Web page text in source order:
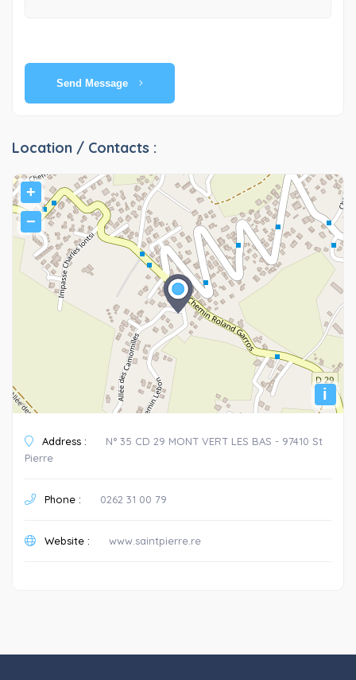
Send Message
Location / Contacts :
+
−
i
Address :
N° 35 CD 29 MONT VERT LES BAS - 97410 St
Pierre
Phone : 0262 31 00 79
Website : www.saintpierre.re